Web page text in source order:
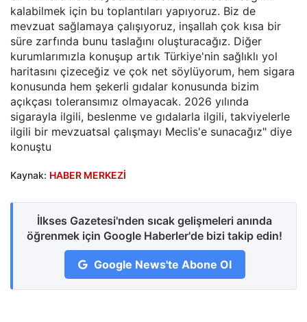
kalabilmek için bu toplantıları yapıyoruz. Biz de
mevzuat sağlamaya çalışıyoruz, inşallah çok kısa bir
süre zarfında bunu taslağını oluşturacağız. Diğer
kurumlarımızla konuşup artık Türkiye'nin sağlıklı yol
haritasını çizeceğiz ve çok net söylüyorum, hem sigara
konusunda hem şekerli gıdalar konusunda bizim
açıkçası toleransımız olmayacak. 2026 yılında
sigarayla ilgili, beslenme ve gıdalarla ilgili, takviyelerle
ilgili bir mevzuatsal çalışmayı Meclis'e sunacağız" diye
konuştu
Kaynak: HABER MERKEZİ
İlkses Gazetesi'nden sıcak gelişmeleri anında
öğrenmek için Google Haberler'de bizi takip edin!
Google News'te Abone Ol